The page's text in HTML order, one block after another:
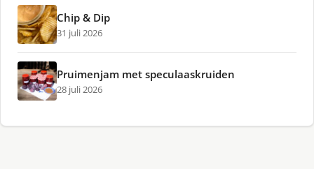
Chip & Dip
31 juli 2026
Pruimenjam met speculaaskruiden
28 juli 2026